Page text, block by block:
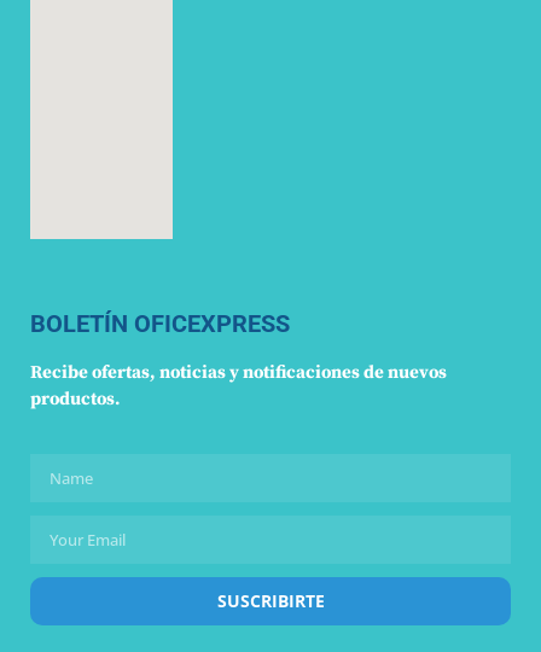
BOLETÍN OFICEXPRESS
Recibe ofertas, noticias y notificaciones de nuevos
productos.
SUSCRIBIRTE